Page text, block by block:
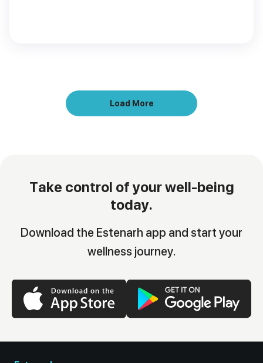
Load More
Take control of your well-being
today.
Download the Estenarh app and start your
wellness journey.